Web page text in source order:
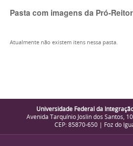
Pasta com imagens da Pró-
Atualmente não existem itens nessa pasta.
Universidade Federal da
Avenida Tarquínio Joslin dos Santos,
CEP: 85870-650 | Foz do